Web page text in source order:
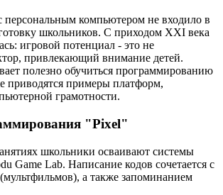
персональным компьютером не входило в
школьников. С приходом XXI века
игровой потенциал - это не
привлекающий внимание детей.
полезно обучиться программированию
приводятся примеры платформ,
грамотности.
"Pixel"
школьники осваивают системы
Game Lab. Написание кодов сочетается с
а также запоминанием